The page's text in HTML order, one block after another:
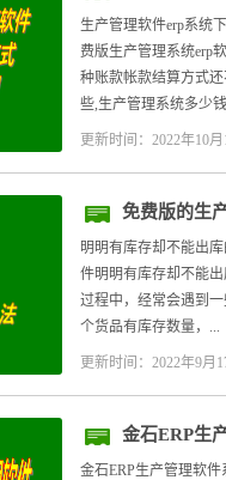
别介绍
生产管理软件erp系统
费版生产管理系统erp
种账款帐款结算方式
些,生产管理系统多少
更新时间：2022年10月
免费版的生
明明有库存却不能出
件明明有库存却不能
过程中，经常会遇到
个货品有库存数量，...
更新时间：2022年9月
金石ERP生
金石ERP生产管理软